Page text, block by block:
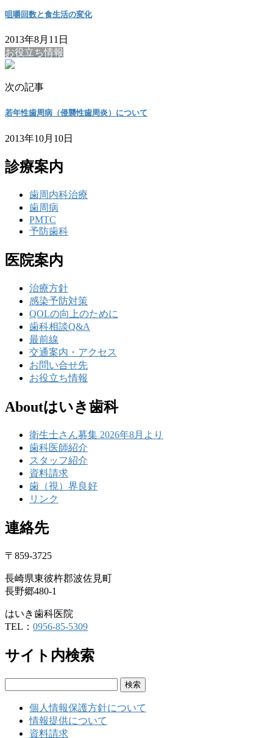
咀嚼回数と食生活の変化
2013年8月11日
お役立ち情報
次の記事
若年性歯周病（侵襲性歯周炎）について
2013年10月10日
診療案内
歯周内科治療
歯周病
PMTC
予防歯科
医院案内
治療方針
感染予防対策
QOLの向上のために
歯科相談Q&A
最前線
交通案内・アクセス
お問い合せ先
お役立ち情報
Aboutはいき歯科
衛生士さん募集 2026年8月より
歯科医師紹介
スタッフ紹介
資料請求
歯（視）界良好
リンク
連絡先
〒859-3725
長崎県東彼杵郡波佐見町
長野郷480-1
はいき歯科医院
TEL： 0956-85-5309
サイト内検索
個人情報保護方針について
情報提供について
資料請求